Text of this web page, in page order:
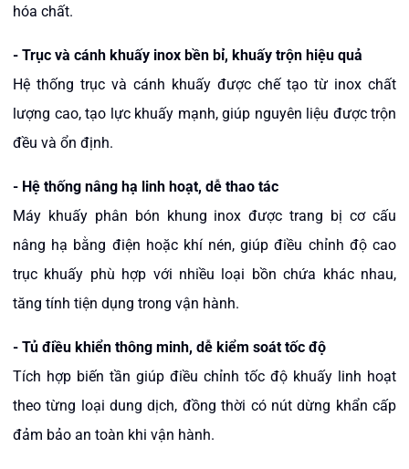
hóa chất.
- Trục và cánh khuấy inox bền bỉ, khuấy trộn hiệu quả
Hệ thống trục và cánh khuấy được chế tạo từ inox chất
lượng cao, tạo lực khuấy mạnh, giúp nguyên liệu được trộn
đều và ổn định.
- Hệ thống nâng hạ linh hoạt, dễ thao tác
Máy khuấy phân bón khung inox được trang bị cơ cấu
nâng hạ bằng điện hoặc khí nén, giúp điều chỉnh độ cao
trục khuấy phù hợp với nhiều loại bồn chứa khác nhau,
tăng tính tiện dụng trong vận hành.
- Tủ điều khiển thông minh, dễ kiểm soát tốc độ
Tích hợp biến tần giúp điều chỉnh tốc độ khuấy linh hoạt
theo từng loại dung dịch, đồng thời có nút dừng khẩn cấp
đảm bảo an toàn khi vận hành.